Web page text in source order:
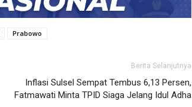
Prabowo
Berita Selanjutnya
Inflasi Sulsel Sempat Tembus 6,13 Persen,
Fatmawati Minta TPID Siaga Jelang Idul Adha